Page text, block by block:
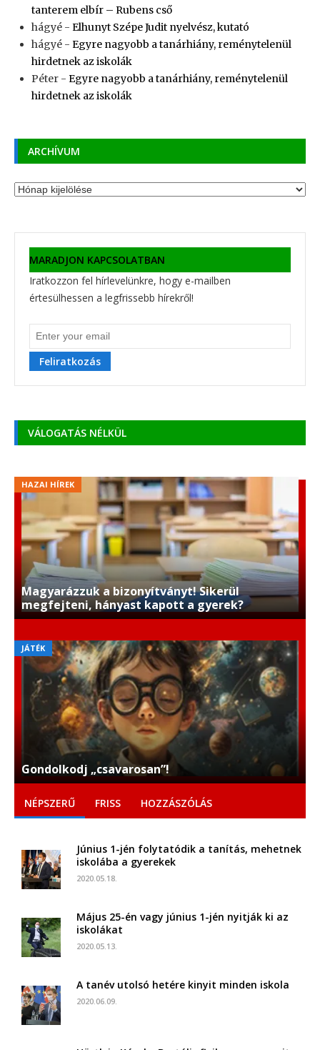
tanterem elbír – Rubens cső
hágyé - Elhunyt Szépe Judit nyelvész, kutató
hágyé - Egyre nagyobb a tanárhiány, reménytelenül
hirdetnek az iskolák
Péter - Egyre nagyobb a tanárhiány, reménytelenül
hirdetnek az iskolák
ARCHÍVUM
Archívum
MARADJON KAPCSOLATBAN
Iratkozzon fel hírlevelünkre, hogy e-mailben
értesülhessen a legfrissebb hírekről!
Feliratkozás
VÁLOGATÁS NÉLKÜL
HAZAI HÍREK
Magyarázzuk a bizonyítványt! Sikerül
megfejteni, hányast kapott a gyerek?
JÁTÉK
Gondolkodj „csavarosan”!
NÉPSZERŰ FRISS HOZZÁSZÓLÁS
Június 1-jén folytatódik a tanítás, mehetnek
iskolába a gyerekek
2020.05.18.
Május 25-én vagy június 1-jén nyitják ki az
iskolákat
2020.05.13.
A tanév utolsó hetére kinyit minden iskola
2020.06.09.